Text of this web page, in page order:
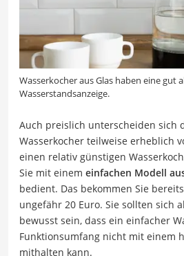
Wasserkocher aus Glas haben eine gut
Wasserstandsanzeige.
Auch preislich unterscheiden sich
Wasserkocher teilweise erheblich
einen relativ günstigen
Sie mit einem einfachen Modell
bedient. Das bekommen Sie
ungefähr 20 Euro. Sie sollten sich
bewusst sein, dass ein einfacher
Funktionsumfang nicht mit einem
mithalten kann.